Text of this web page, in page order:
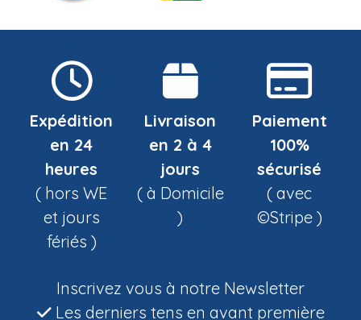
Expédition
en 24
heures
( hors WE
et jours
fériés )
Livraison
en 2 à 4
jours
( à Domicile
)
Paiement
100%
sécurisé
( avec
©Stripe )
Inscrivez vous à notre Newsletter
Les derniers tens en avant première